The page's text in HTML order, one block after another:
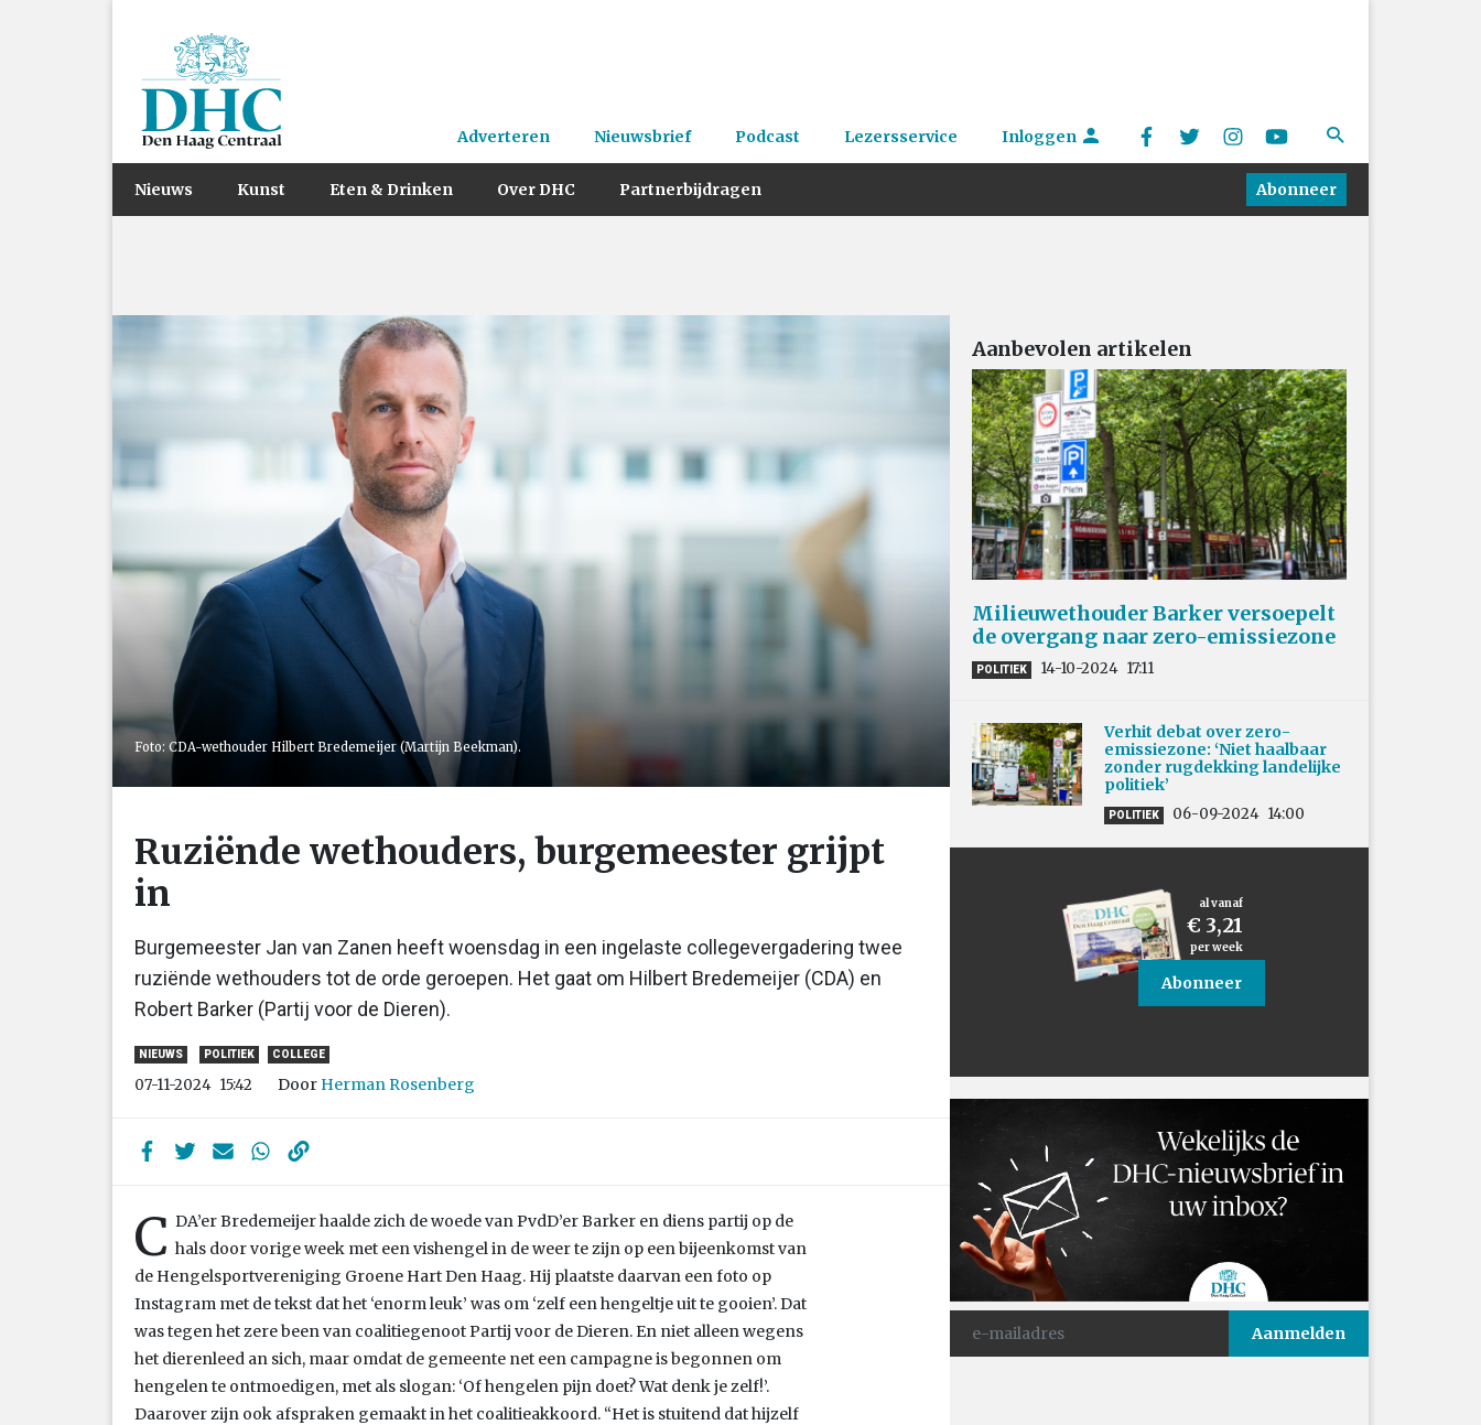
Adverteren Nieuwsbrief Podcast Lezersservice Inloggen
Nieuws Kunst Eten & Drinken Over DHC Partnerbijdragen Abonneer
Foto: CDA-wethouder Hilbert Bredemeijer (Martijn Beekman).
Ruziënde wethouders, burgemeester grijpt
in
Burgemeester Jan van Zanen heeft woensdag in een ingelaste collegevergadering twee
ruziënde wethouders tot de orde geroepen. Het gaat om Hilbert Bredemeijer (CDA) en
Robert Barker (Partij voor de Dieren).
NIEUWS POLITIEK COLLEGE
07-11-2024 15:42 Door Herman Rosenberg
C DA’er Bredemeijer haalde zich de woede van PvdD’er Barker en diens partij op de
hals door vorige week met een vishengel in de weer te zijn op een bijeenkomst van
de Hengelsportvereniging Groene Hart Den Haag. Hij plaatste daarvan een foto op
Instagram met de tekst dat het ‘enorm leuk’ was om ‘zelf een hengeltje uit te gooien’. Dat
was tegen het zere been van coalitiegenoot Partij voor de Dieren. En niet alleen wegens
het dierenleed an sich, maar omdat de gemeente net een campagne is begonnen om
hengelen te ontmoedigen, met als slogan: ‘Of hengelen pijn doet? Wat denk je zelf!’.
Daarover zijn ook afspraken gemaakt in het coalitieakkoord. “Het is stuitend dat hijzelf
Aanbevolen artikelen
Milieuwethouder Barker versoepelt
de overgang naar zero-emissiezone
POLITIEK 14-10-2024 17:11
Verhit debat over zero-
emissiezone: ‘Niet haalbaar
zonder rugdekking landelijke
politiek’
POLITIEK 06-09-2024 14:00
al vanaf
€ 3,21
per week
Abonneer